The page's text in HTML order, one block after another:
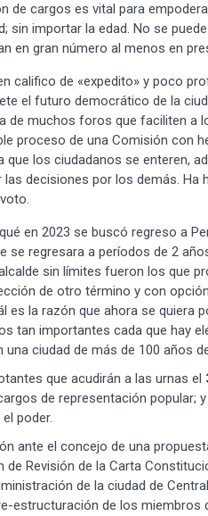
Suscribír
de cargos es vital para
sin importar la edad. No se
en gran número al menos en
califico de «expedito» y poco
el futuro democrático de la
de muchos foros que faciliten a
proceso de una Comisión con
que los ciudadanos se enteren,
decisiones por los demás.
en 2023 se buscó regreso a
se regresara a períodos de 2
sin límites fueron los que
de otro término y con
es la razón que ahora se quiera
tan importantes cada que hay
ciudad de más de 100 años
que acudirán a las urnas el
de representación popular;
poder.
ante el concejo de una
Revisión de la Carta
de la ciudad de
estructuración de los miembros